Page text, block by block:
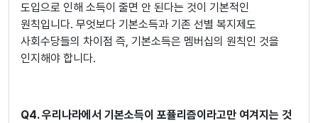
도입으로 인해 소득이 줄면 안 된다는 것이 기본적인
원칙입니다. 무엇보다 기본소득과 기존 선별 복지제도
사회수당들의 차이점 즉, 기본소득은 멤버십의 원칙인 것을
인지해야 합니다.
Q4. 우리나라에서 기본소득이 포퓰리즘이라고만 여겨지는 것